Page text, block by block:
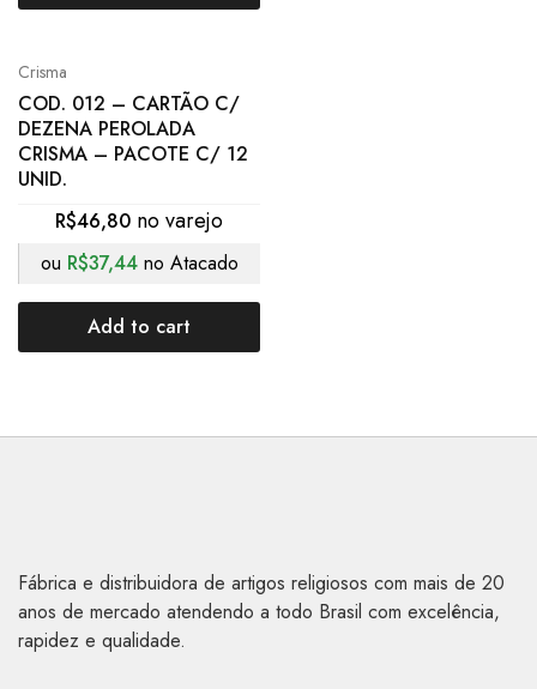
Crisma
COD. 012 – CARTÃO C/
DEZENA PEROLADA
CRISMA – PACOTE C/ 12
UNID.
R$46,80
ou R$37,44 no Atacado
Add to cart
Fábrica e distribuidora de artigos religiosos com mais de 20
anos de mercado atendendo a todo Brasil com excelência,
rapidez e qualidade.